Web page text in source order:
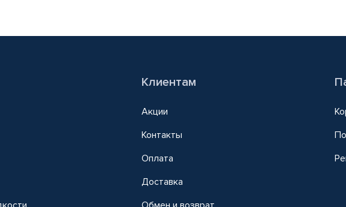
Клиентам
Акции
Контакты
Оплата
Доставка